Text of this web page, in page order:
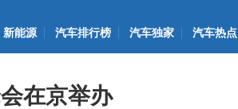
新能源 汽车排行榜 汽车独家 汽车热点
在京举办